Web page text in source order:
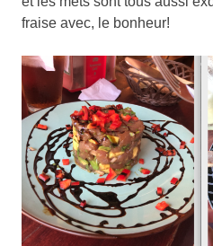
fraise avec, le bonheur!